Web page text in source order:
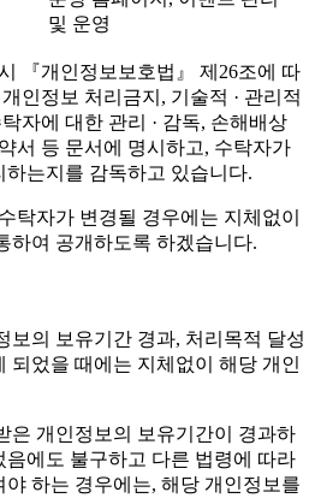
및 운영
『개인정보보호법』 제26조에 따
인정보 처리금지, 기술적 · 관리적
자에 대한 관리 · 감독, 손해배상
서 등 문서에 명시하고, 수탁자가
는지를 감독하고 있습니다.
탁자가 변경될 경우에는 지체없이
하여 공개하도록 하겠습니다.
보의 보유기간 경과, 처리목적 달성
되었을 때에는 지체없이 해당 개인
은 개인정보의 보유기간이 경과하
에도 불구하고 다른 법령에 따라
하는 경우에는, 해당 개인정보를